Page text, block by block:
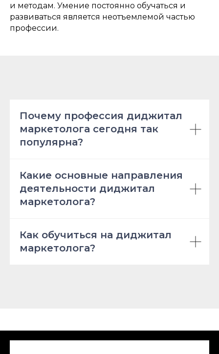
и методам. Умение постоянно обучаться и
развиваться является неотъемлемой частью
профессии.
Почему профессия диджитал
маркетолога сегодня так
популярна?
Какие основные направления
деятельности диджитал
маркетолога?
Как обучиться на диджитал
маркетолога?